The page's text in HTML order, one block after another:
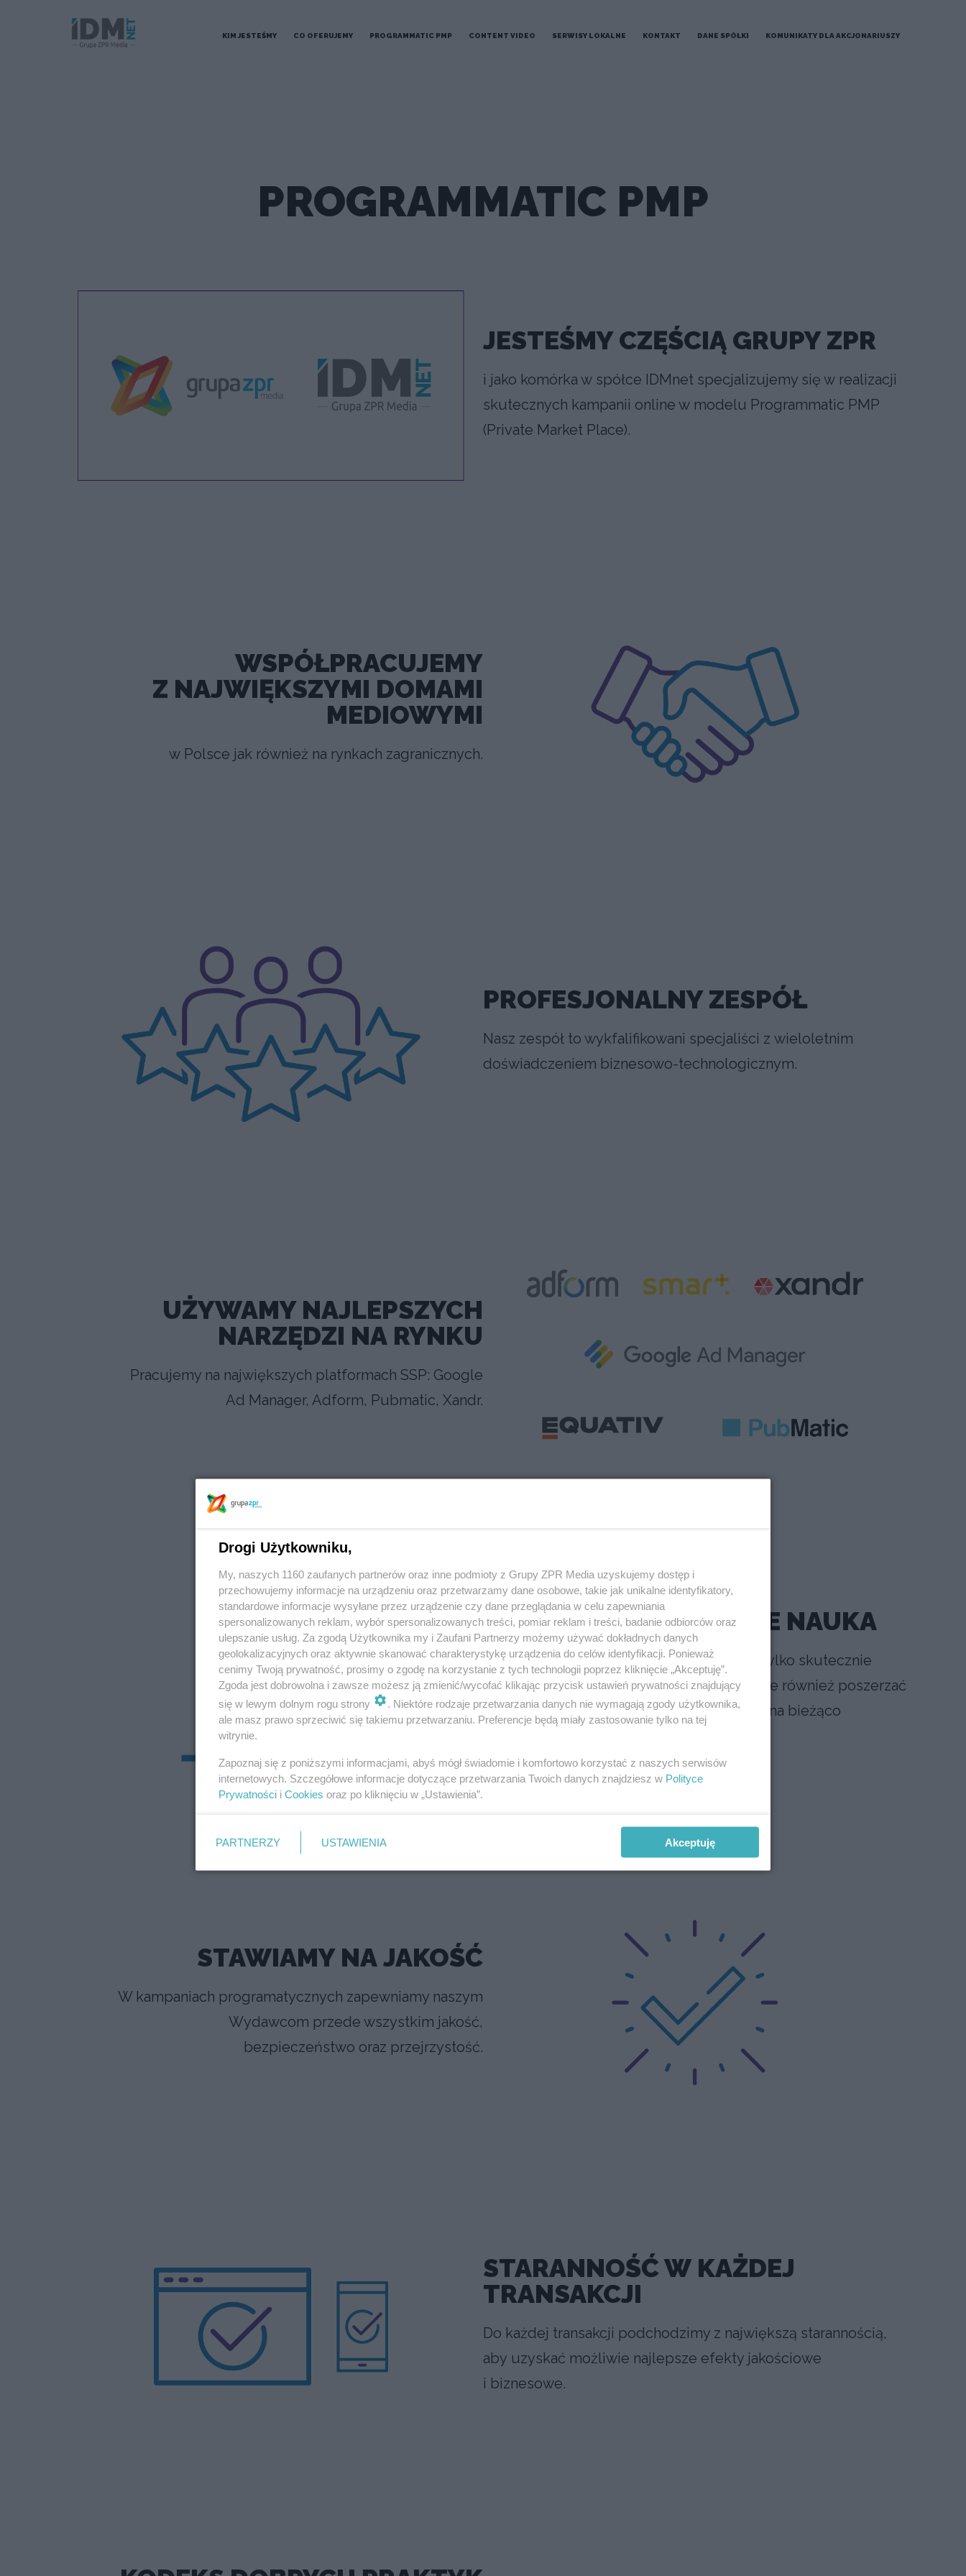
KIM JESTEŚMY CO OFERUJEMY PROGRAMMATIC PMP CONTENT VIDEO SERWISY LOKALNE KONTAKT DANE SPÓŁKI KOMUNIKATY DLA AKCJONARIUSZY
PROGRAMMATIC PMP
JESTEŚMY CZĘŚCIĄ GRUPY ZPR
i jako komórka w spółce IDMnet specjalizujemy się w realizacji
skutecznych kampanii online w modelu Programmatic PMP
(Private Market Place).
WSPÓŁPRACUJEMY
Z NAJWIĘKSZYMI DOMAMI
MEDIOWYMI
w Polsce jak również na rynkach zagranicznych.
PROFESJONALNY ZESPÓŁ
Nasz zespół to wykfalifikowani specjaliści z wieloletnim
doświadczeniem biznesowo-technologicznym.
UŻYWAMY NAJLEPSZYCH
NARZĘDZI NA RYNKU
Pracujemy na największych platformach SSP: Google
Ad Manager, Adform, Pubmatic, Xandr.
PRACA I JEDNOCZEŚNIE NAUKA
Dywersyfikacja platform pozwala nam nie tylko skutecznie
monetyzować powierzchnie Wydawców, ale również poszerzać
naszą wiedzę w obszarze technologii i być na bieżąco
STAWIAMY NA JAKOŚĆ
W kampaniach programatycznych zapewniamy naszym
Wydawcom przede wszystkim jakość,
bezpieczeństwo oraz przejrzystość.
STARANNOŚĆ W KAŻDEJ
TRANSAKCJI
Do każdej transakcji podchodzimy z największą starannością,
aby uzyskać możliwie najlepsze efekty jakościowe
i biznesowe.
Drogi Użytkowniku,
My, naszych 1160 zaufanych partnerów oraz inne podmioty z Grupy ZPR Media uzyskujemy dostęp i
przechowujemy informacje na urządzeniu oraz przetwarzamy dane osobowe, takie jak unikalne identyfikatory,
standardowe informacje wysyłane przez urządzenie czy dane przeglądania w celu zapewniania
spersonalizowanych reklam, wybór spersonalizowanych treści, pomiar reklam i treści, badanie odbiorców oraz
ulepszanie usług. Za zgodą Użytkownika my i Zaufani Partnerzy możemy używać dokładnych danych
geolokalizacyjnych oraz aktywnie skanować charakterystykę urządzenia do celów identyfikacji. Ponieważ
cenimy Twoją prywatność, prosimy o zgodę na korzystanie z tych technologii poprzez kliknięcie „Akceptuję”.
Zgoda jest dobrowolna i zawsze możesz ją zmienić/wycofać klikając przycisk ustawień prywatności znajdujący
się w lewym dolnym rogu strony
. Niektóre rodzaje przetwarzania danych nie wymagają zgody użytkownika,
ale masz prawo sprzeciwić się takiemu przetwarzaniu. Preferencje będą miały zastosowanie tylko na tej
witrynie.
Zapoznaj się z poniższymi informacjami, abyś mógł świadomie i komfortowo korzystać z naszych serwisów
internetowych. Szczegółowe informacje dotyczące przetwarzania Twoich danych znajdziesz w Polityce
Prywatności i Cookies oraz po kliknięciu w „Ustawienia”.
PARTNERZY USTAWIENIA Akceptuję